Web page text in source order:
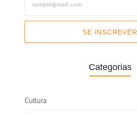
SE INSCREVER
Categorias
Cultura